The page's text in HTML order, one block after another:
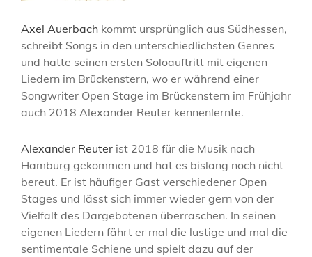
Axel Auerbach kommt ursprünglich aus Südhessen,
schreibt Songs in den unterschiedlichsten Genres
und hatte seinen ersten Soloauftritt mit eigenen
Liedern im Brückenstern, wo er während einer
Songwriter Open Stage im Brückenstern im Frühjahr
auch 2018 Alexander Reuter kennenlernte.
Alexander Reuter ist 2018 für die Musik nach
Hamburg gekommen und hat es bislang noch nicht
bereut. Er ist häufiger Gast verschiedener Open
Stages und lässt sich immer wieder gern von der
Vielfalt des Dargebotenen überraschen. In seinen
eigenen Liedern fährt er mal die lustige und mal die
sentimentale Schiene und spielt dazu auf der